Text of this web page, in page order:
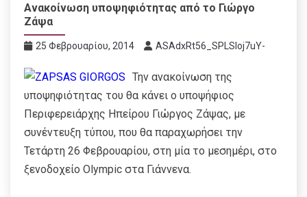
Ανακοίνωση υποψηφιότητας από το Γιώργο
Ζάψα
25 Φεβρουαρίου, 2014 ASAdxRt56_SPLSIoj7uY-
Την ανακοίνωση της
υποψηφιότητας του θα κάνει ο υποψήφιος
Περιφερειάρχης Ηπείρου Γιώργος Ζάψας, με
συνέντευξη τύπου, που θα παραχωρήσει την
Τετάρτη 26 Φεβρουαρίου, στη μία το μεσημέρι, στο
ξενοδοχείο Olympic στα Γιάννενα.